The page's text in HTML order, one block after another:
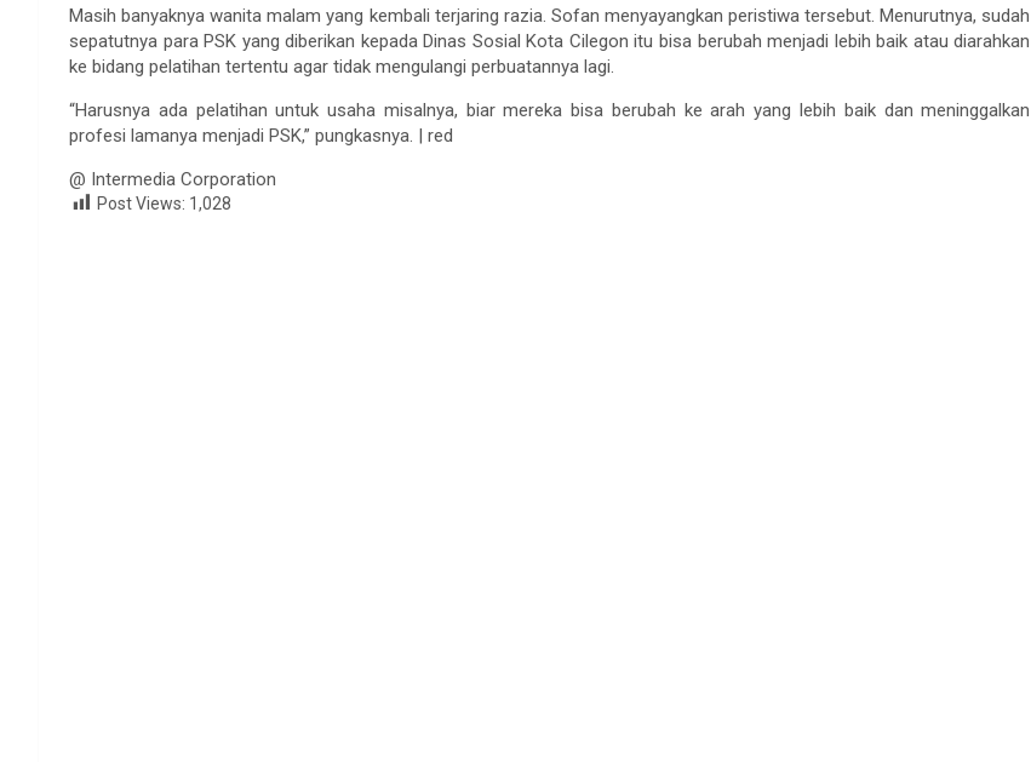
Masih banyaknya wanita malam yang kembali terjaring razia. Sofan menyayangkan peristiwa tersebut. Menurutnya, sudah
sepatutnya para PSK yang diberikan kepada Dinas Sosial Kota Cilegon itu bisa berubah menjadi lebih baik atau diarahkan
ke bidang pelatihan tertentu agar tidak mengulangi perbuatannya lagi.
“Harusnya ada pelatihan untuk usaha misalnya, biar mereka bisa berubah ke arah yang lebih baik dan meninggalkan
profesi lamanya menjadi PSK,” pungkasnya. | red
@ Intermedia Corporation
Post Views: 1,028